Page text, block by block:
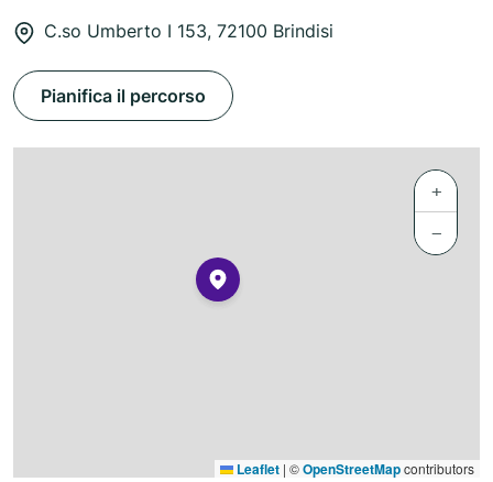
C.so Umberto I 153, 72100 Brindisi
Pianifica il percorso
+
−
Leaflet | ©OpenStreetMapcontributors